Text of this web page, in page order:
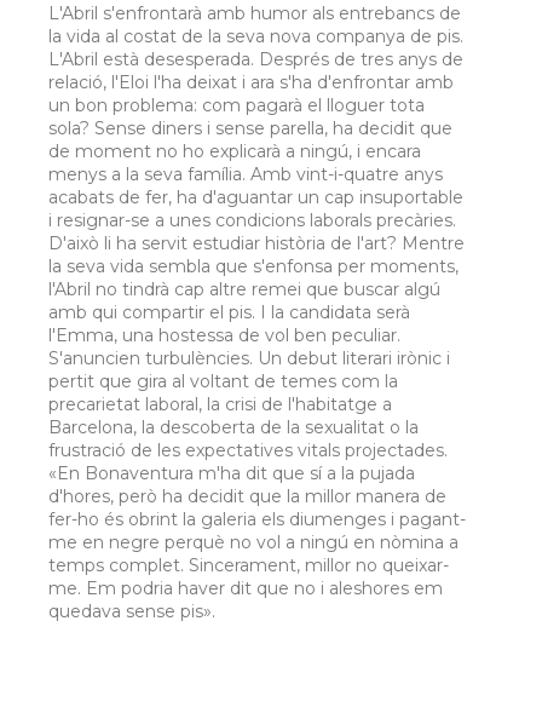
L'Abril s'enfrontarà amb humor als entrebancs de
la vida al costat de la seva nova companya de pis.
L'Abril està desesperada. Després de tres anys de
relació, l'Eloi l'ha deixat i ara s'ha d'enfrontar amb
un bon problema: com pagarà el lloguer tota
sola? Sense diners i sense parella, ha decidit que
de moment no ho explicarà a ningú, i encara
menys a la seva família. Amb vint-i-quatre anys
acabats de fer, ha d'aguantar un cap insuportable
i resignar-se a unes condicions laborals precàries.
D'això li ha servit estudiar història de l'art? Mentre
la seva vida sembla que s'enfonsa per moments,
l'Abril no tindrà cap altre remei que buscar algú
amb qui compartir el pis. I la candidata serà
l'Emma, una hostessa de vol ben peculiar.
S'anuncien turbulències. Un debut literari irònic i
pertit que gira al voltant de temes com la
precarietat laboral, la crisi de l'habitatge a
Barcelona, la descoberta de la sexualitat o la
frustració de les expectatives vitals projectades.
«En Bonaventura m'ha dit que sí a la pujada
d'hores, però ha decidit que la millor manera de
fer-ho és obrint la galeria els diumenges i pagant-
me en negre perquè no vol a ningú en nòmina a
temps complet. Sincerament, millor no queixar-
me. Em podria haver dit que no i aleshores em
quedava sense pis».